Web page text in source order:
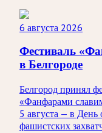
6 августа 2026
Фестиваль
в Белгороде
Белгород принял
«Фанфарами
5 августа — в День
фашистских